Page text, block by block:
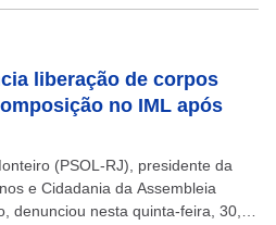
liberação de corpos
no IML após
(PSOL-RJ), presidente da
e Cidadania da Assembleia
denunciou nesta quinta-feira, 30,